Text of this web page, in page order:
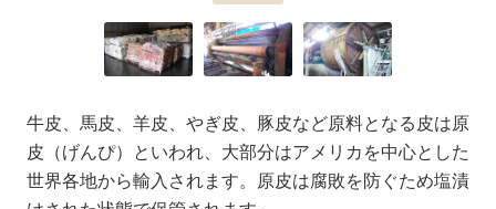
牛皮、馬皮、羊皮、やぎ皮、豚皮など原料となる皮は原
皮（げんぴ）といわれ、大部分はアメリカを中心とした
世界各地から輸入されます。原皮は腐敗を防ぐため塩漬